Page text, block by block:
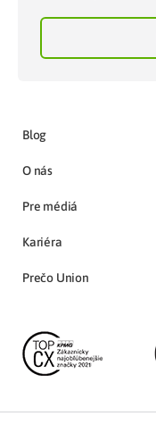
Blog
O nás
Pre médiá
Kariéra
Prečo Union